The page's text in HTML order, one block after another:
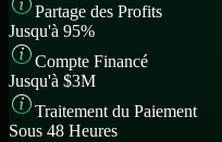
Partage des Profits
Jusqu'à 95%
Compte Financé
Jusqu'à $3M
Traitement du Paiement
Sous 48 Heures